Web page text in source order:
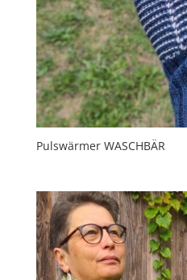
Pulswärmer WASCHBÄR